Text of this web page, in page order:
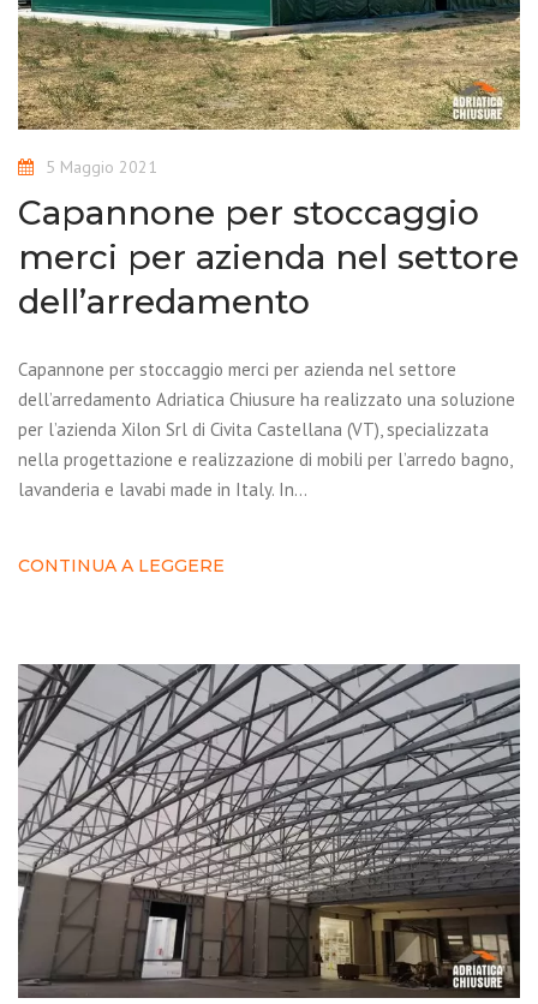
5 Maggio 2021
Capannone per stoccaggio
merci per azienda nel settore
dell’arredamento
Capannone per stoccaggio merci per azienda nel settore
dell’arredamento Adriatica Chiusure ha realizzato una soluzione
per l’azienda Xilon Srl di Civita Castellana (VT), specializzata
nella progettazione e realizzazione di mobili per l’arredo bagno,
lavanderia e lavabi made in Italy. In…
CONTINUA A LEGGERE